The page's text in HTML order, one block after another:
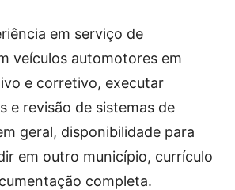
em serviço de
veículos automotores em
e corretivo, executar
e revisão de sistemas de
geral, disponibilidade para
em outro município, currículo
completa.